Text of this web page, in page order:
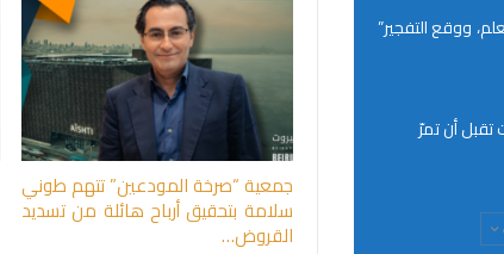
جمعية “صرخة المودعين” تتهم طوني
سلامة بتحقيق أرباح هائلة من تسديد
القروض…
ووقع التفجير”
أن تمرّ